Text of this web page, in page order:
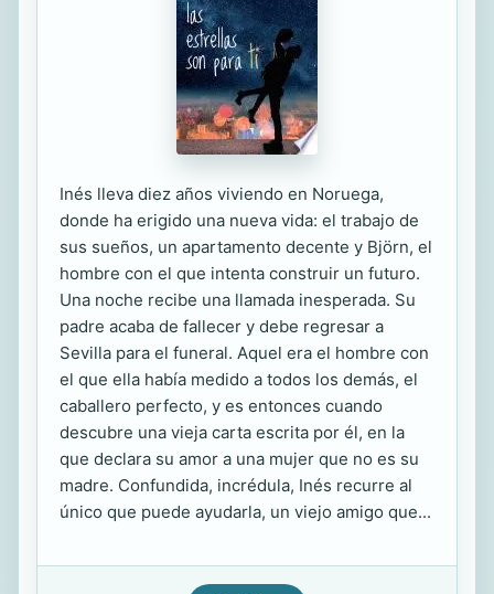
Inés lleva diez años viviendo en Noruega,
donde ha erigido una nueva vida: el trabajo de
sus sueños, un apartamento decente y Björn, el
hombre con el que intenta construir un futuro.
Una noche recibe una llamada inesperada. Su
padre acaba de fallecer y debe regresar a
Sevilla para el funeral. Aquel era el hombre con
el que ella había medido a todos los demás, el
caballero perfecto, y es entonces cuando
descubre una vieja carta escrita por él, en la
que declara su amor a una mujer que no es su
madre. Confundida, incrédula, Inés recurre al
único que puede ayudarla, un viejo amigo que...